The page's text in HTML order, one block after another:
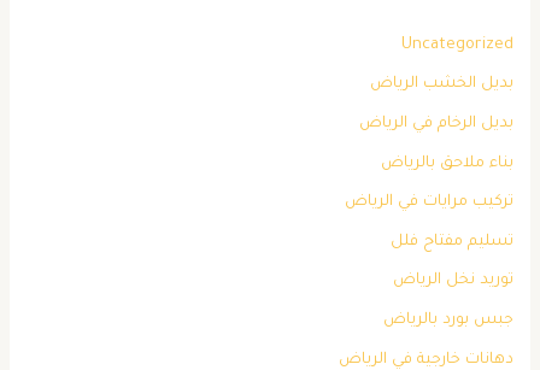
Uncategorized
بديل الخشب الرياض
بديل الرخام في الرياض
بناء ملاحق بالرياض
تركيب مرايات في الرياض
تسليم مفتاح فلل
توريد نخل الرياض
جبس بورد بالرياض
دهانات خارجية في الرياض